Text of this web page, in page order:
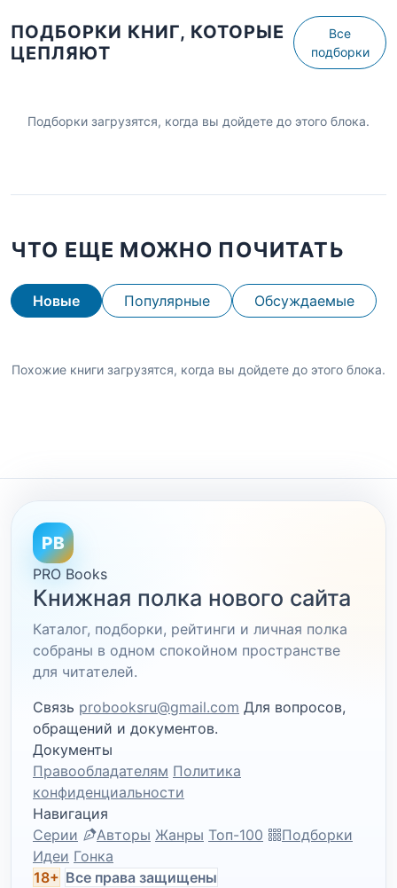
ПОДБОРКИ КНИГ, КОТОРЫЕ
ЦЕПЛЯЮТ
Все
подборки
Подборки загрузятся, когда вы дойдете до этого блока.
ЧТО ЕЩЕ МОЖНО ПОЧИТАТЬ
Новые Популярные Обсуждаемые
Похожие книги загрузятся, когда вы дойдете до этого блока.
PB
PRO Books
Книжная полка нового сайта
Каталог, подборки, рейтинги и личная полка
собраны в одном спокойном пространстве
для читателей.
Связь probooksru@gmail.com Для вопросов,
обращений и документов.
Документы
Правообладателям Политика
конфиденциальности
Навигация
Серии
Авторы Жанры Топ-100
Подборки
Идеи Гонка
18+ Все права защищены